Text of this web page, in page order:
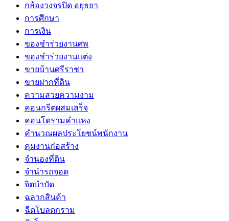
กล้องวงจรปิด อยุธยา
การศึกษา
การเงิน
ของชำร่วยงานศพ
ของชำร่วยงานแต่ง
ขายบ้านศรีราชา
ขายฝากที่ดิน
ความสวยความงาม
คอนกรีตผสมเสร็จ
คอนโดรามคำแหง
คำนวณผลประโยชน์พนักงาน
คุมงานก่อสร้าง
จำนองที่ดิน
จำนำรถจอด
จิตบำบัด
ฉลากสินค้า
ฉีดโบลดกราม